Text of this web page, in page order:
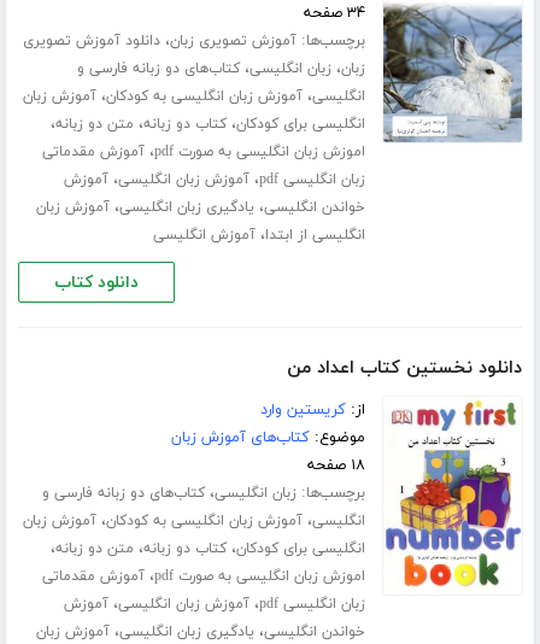
۳۴ صفحه
برچسب‌ها:آموزش تصویری زبان،دانلود آموزش تصویری
زبان، زبان انگلیسی،کتاب‌های دو زبانه فارسی و
انگلیسی،آموزش زبان انگلیسی به کودکان،آموزش زبان
انگلیسی برای کودکان،کتاب دو زبانه، متن دو زبانه،
اموزش زبان انگلیسی به صورت pdf ،آموزش مقدماتی
زبان انگلیسی pdf
،آموزش زبان انگلیسی،آموزش
خواندن انگلیسی، یادگیری زبان انگلیسی،آموزش زبان
انگلیسی از ابتدا،آموزش انگلیسی
دانلود کتاب
دانلود نخستین کتاب اعداد من
از:کریستین وارد
موضوع:کتاب‌های آموزش زبان
۱۸ صفحه
برچسب‌ها: زبان انگلیسی،کتاب‌های دو زبانه فارسی و
انگلیسی،آموزش زبان انگلیسی به کودکان،آموزش زبان
انگلیسی برای کودکان،کتاب دو زبانه، متن دو زبانه،
اموزش زبان انگلیسی به صورت pdf ،آموزش مقدماتی
زبان انگلیسی pdf
،آموزش زبان انگلیسی،آموزش
خواندن انگلیسی، یادگیری زبان انگلیسی،آموزش زبان